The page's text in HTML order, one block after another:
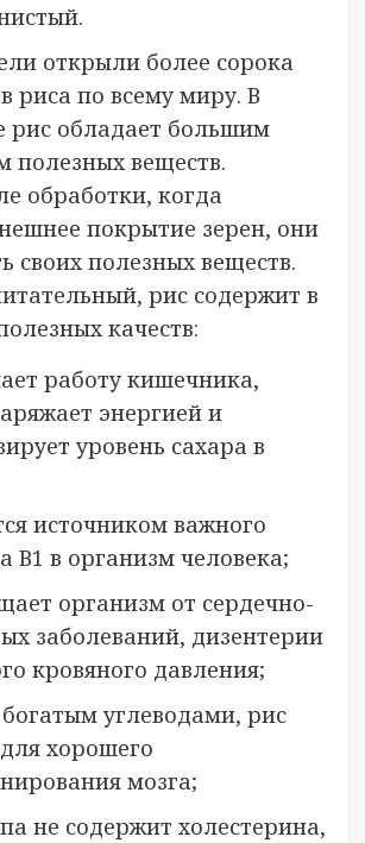
открыли более сорока
риса по всему миру. В
рис обладает большим
полезных веществ.
обработки, когда
покрытие зерен, они
своих полезных веществ.
рис содержит в
качеств:
работу кишечника,
энергией и
уровень сахара в
источником важного
В1 в организм человека;
организм от сердечно-
заболеваний, дизентерии
кровяного давления;
углеводами, рис
хорошего
мозга;
не содержит холестерина,